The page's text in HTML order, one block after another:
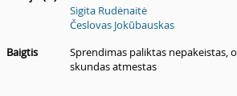
Sigita Rudėnaitė
Česlovas Jokūbauskas
Baigtis
Sprendimas paliktas nepakeistas, o
skundas atmestas